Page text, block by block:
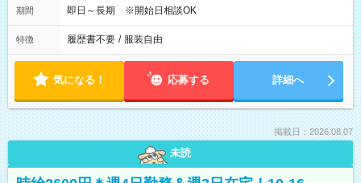
期間 即日～長期 ※開始日相談OK
特徴 履歴書不要 / 服装自由
気になる！ 応募する 詳細へ
掲載日：2026.08.07
未読